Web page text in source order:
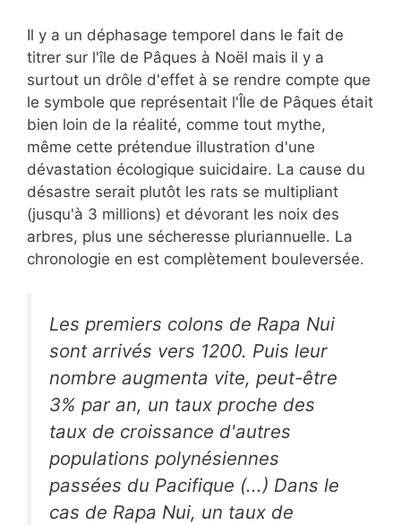
Il y a un déphasage temporel dans le fait de
titrer sur l'île de Pâques à Noël mais il y a
surtout un drôle d'effet à se rendre compte que
le symbole que représentait l'Île de Pâques était
bien loin de la réalité, comme tout mythe,
même cette prétendue illustration d'une
dévastation écologique suicidaire. La cause du
désastre serait plutôt les rats se multipliant
(jusqu'à 3 millions) et dévorant les noix des
arbres, plus une sécheresse pluriannuelle. La
chronologie en est complètement bouleversée.
Les premiers colons de Rapa Nui
sont arrivés vers 1200. Puis leur
nombre augmenta vite, peut-être
3% par an, un taux proche des
taux de croissance d'autres
populations polynésiennes
passées du Pacifique (...) Dans le
cas de Rapa Nui, un taux de